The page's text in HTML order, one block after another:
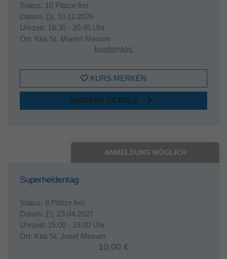
Status: 10 Plätze frei
Datum: Di. 10.11.2026
Uhrzeit: 18:30 - 20:45 Uhr
Ort: Kita St. Marien Mesum
kostenlos
KURS MERKEN
WEITERE DETAILS
ANMELDUNG MÖGLICH
Superheldentag
Status: 8 Plätze frei
Datum: Fr. 23.04.2027
Uhrzeit: 15:00 - 18:00 Uhr
Ort: Kita St. Josef Mesum
10,00 €